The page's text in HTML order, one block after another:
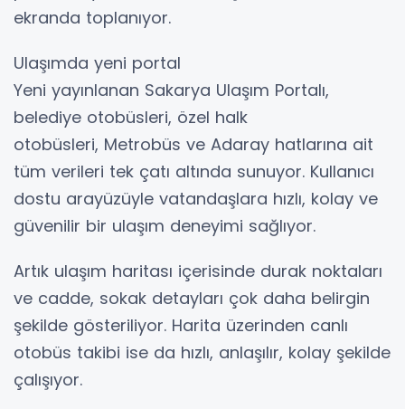
ekranda toplanıyor.
Ulaşımda yeni portal
Yeni yayınlanan Sakarya Ulaşım Portalı,
belediye otobüsleri, özel halk
otobüsleri, Metrobüs ve Adaray hatlarına ait
tüm verileri tek çatı altında sunuyor. Kullanıcı
dostu arayüzüyle vatandaşlara hızlı, kolay ve
güvenilir bir ulaşım deneyimi sağlıyor.
Artık ulaşım haritası içerisinde durak noktaları
ve cadde, sokak detayları çok daha belirgin
şekilde gösteriliyor. Harita üzerinden canlı
otobüs takibi ise da hızlı, anlaşılır, kolay şekilde
çalışıyor.